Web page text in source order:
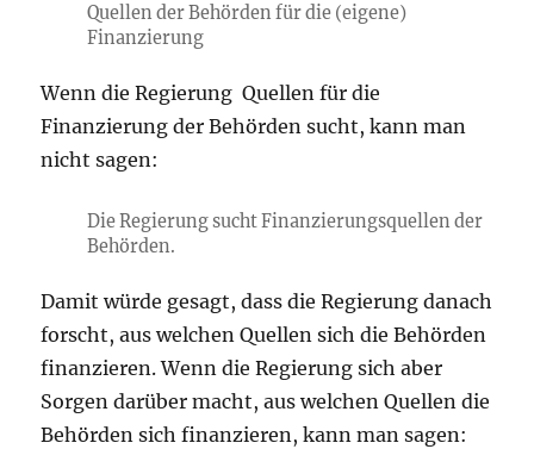
Quellen der Behörden für die (eigene)
Finanzierung
Wenn die Regierung Quellen für die
Finanzierung der Behörden sucht, kann man
nicht sagen:
Die Regierung sucht Finanzierungsquellen der
Behörden.
Damit würde gesagt, dass die Regierung danach
forscht, aus welchen Quellen sich die Behörden
finanzieren. Wenn die Regierung sich aber
Sorgen darüber macht, aus welchen Quellen die
Behörden sich finanzieren, kann man sagen: